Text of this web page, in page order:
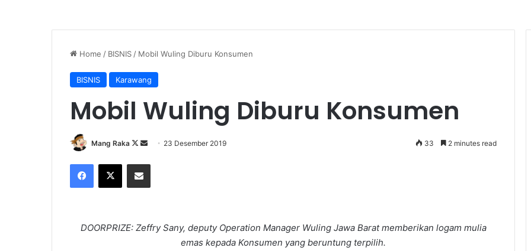
Home / BISNIS / Mobil Wuling Diburu Konsumen
BISNIS Karawang
Mobil Wuling Diburu Konsumen
Mang Raka
Follow
X
Send 23 Desember 2019 33 2 minutes read
Facebook
X Share via Email
DOORPRIZE: Zeffry Sany, deputy Operation Manager Wuling Jawa Barat memberikan logam mulia
emas kepada Konsumen yang beruntung terpilih.